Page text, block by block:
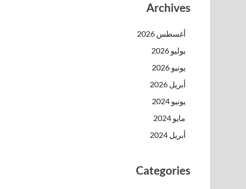
Archives
أغسطس 2026
يوليو 2026
يونيو 2026
أبريل 2026
يونيو 2024
مايو 2024
أبريل 2024
Categories